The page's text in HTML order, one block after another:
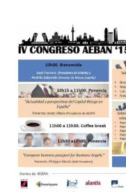
Smart
Money
Madrid
2016